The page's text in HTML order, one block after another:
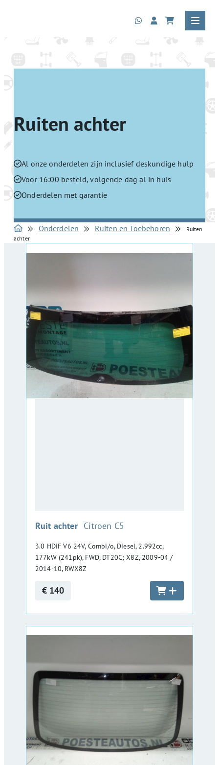
Ruiten achter
Al onze onderdelen zijn inclusief deskundige hulp
Voor 16:00 besteld, volgende dag al in huis
Onderdelen met garantie
Onderdelen Ruiten en Toebehoren
Ruiten
achter
Ruit achter :Citroen C5
3.0 HDiF V6 24V, Combi/o, Diesel, 2.992cc,
177kW (241pk), FWD, DT20C; X8Z, 2009-04 /
2014-10, RWX8Z
€ 140